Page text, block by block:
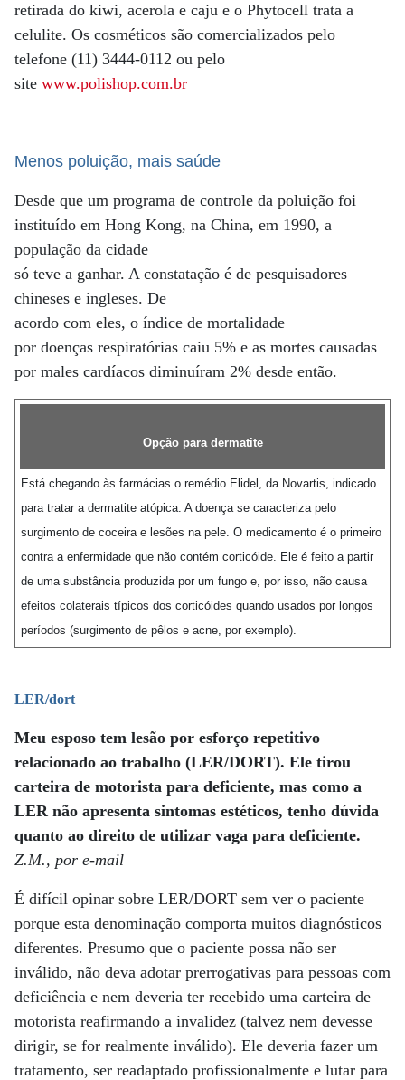
retirada do kiwi, acerola e caju e o Phytocell trata a
celulite. Os cosméticos são comercializados pelo
telefone (11) 3444-0112 ou pelo
site www.polishop.com.br
Menos poluição, mais saúde
Desde que um programa de controle da poluição foi
instituído em Hong Kong, na China, em 1990, a
população da cidade
só teve a ganhar. A constatação é de pesquisadores
chineses e ingleses. De
acordo com eles, o índice de mortalidade
por doenças respiratórias caiu 5% e as mortes causadas
por males cardíacos diminuíram 2% desde então.
Opção para dermatite
Está chegando às farmácias o remédio Elidel, da Novartis, indicado
para tratar a dermatite atópica. A doença se caracteriza pelo
surgimento de coceira e lesões na pele. O medicamento é o primeiro
contra a enfermidade que não contém corticóide. Ele é feito a partir
de uma substância produzida por um fungo e, por isso, não causa
efeitos colaterais típicos dos corticóides quando usados por longos
períodos (surgimento de pêlos e acne, por exemplo).
LER/dort
Meu esposo tem lesão por esforço repetitivo
relacionado ao trabalho (LER/DORT). Ele tirou
carteira de motorista para deficiente, mas como a
LER não apresenta sintomas estéticos, tenho dúvida
quanto ao direito de utilizar vaga para deficiente.
Z.M., por e-mail
É difícil opinar sobre LER/DORT sem ver o paciente
porque esta denominação comporta muitos diagnósticos
diferentes. Presumo que o paciente possa não ser
inválido, não deva adotar prerrogativas para pessoas com
deficiência e nem deveria ter recebido uma carteira de
motorista reafirmando a invalidez (talvez nem devesse
dirigir, se for realmente inválido). Ele deveria fazer um
tratamento, ser readaptado profissionalmente e lutar para